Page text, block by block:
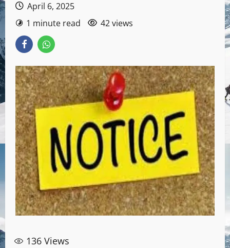
April 6, 2025
1 minute read
42 views
136 Views